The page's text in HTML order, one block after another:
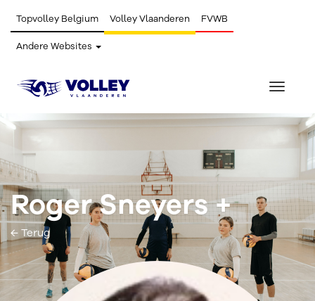
Topvolley Belgium Volley Vlaanderen FVWB
Andere Websites
Toggle
Roger Sneyers +
← Terug